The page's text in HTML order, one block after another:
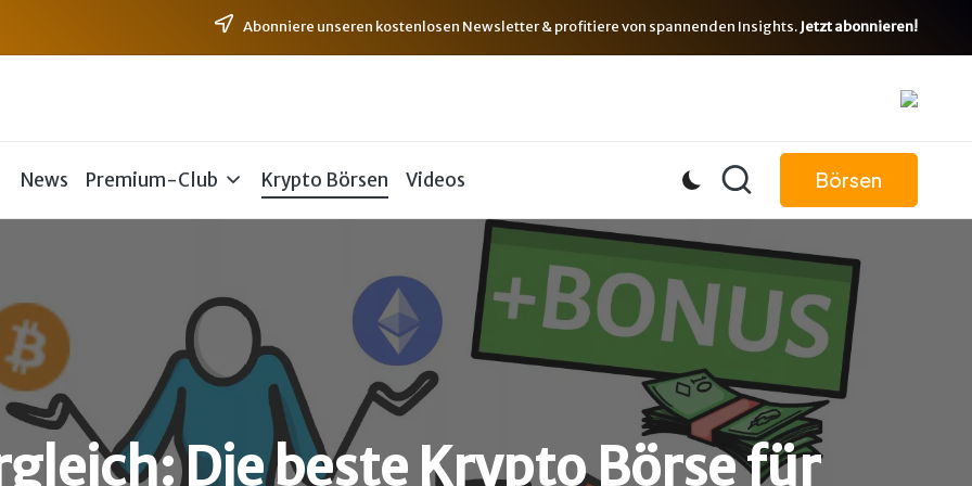
Abonniere unseren kostenlosen Newsletter & profitiere von spannenden Insights.Jetzt abonnieren!
News Premium-Club Krypto Börsen Videos Börsen
Die beste Krypto Börse für